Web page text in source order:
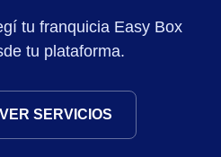
tu franquicia Easy Box
tu plataforma.
VER SERVICIOS